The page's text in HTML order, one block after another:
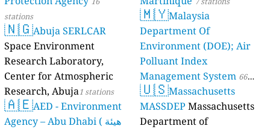
stations
🇳🇬Abuja SERLCAR
Space Environment
Research Laboratory,
Center for Atmospheric
Research, Abuja1 stations
🇦🇪AED - Environment
Agency – Abu Dhabi ( هيئة
🇲🇾Malaysia
Department Of
Environment (DOE); Air
Polluant Index
Management System 66
stations
🇺🇸Massachusetts
MASSDEP Massachusetts
Department of